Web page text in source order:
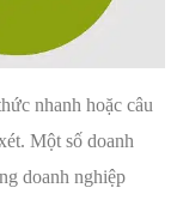
nhanh hoặc câu
Một số doanh
doanh nghiệp